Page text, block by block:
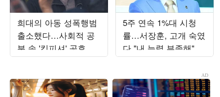
희대의 아동 성폭행범
출소했다…사회적 공
분 속 '킹피셔' 공효진
등판 ('유부녀킬러')
5주 연속 1%대 시청
률…서장훈, 고개 숙였
다 "내 능력 부족해" 결
국 자책 ('열혈농구단')